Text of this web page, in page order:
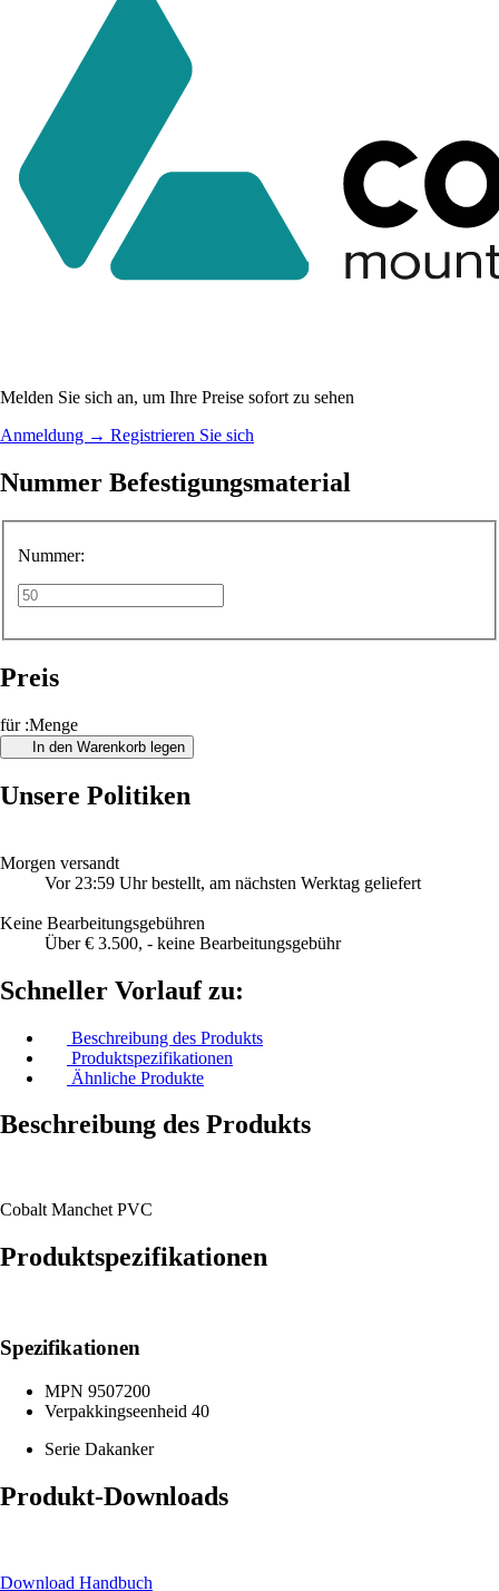
Melden Sie sich an, um Ihre Preise sofort zu sehen
Anmeldung → Registrieren Sie sich
Nummer Befestigungsmaterial
Nummer:
Preis
für :Menge
In den Warenkorb legen
Unsere Politiken
Morgen versandt
Vor 23:59 Uhr bestellt, am nächsten Werktag geliefert
Keine Bearbeitungsgebühren
Über € 3.500, - keine Bearbeitungsgebühr
Schneller Vorlauf zu:
Beschreibung des Produkts
Produktspezifikationen
Ähnliche Produkte
Beschreibung des Produkts
Cobalt Manchet PVC
Produktspezifikationen
Spezifikationen
MPN 9507200
Verpakkingseenheid 40
Serie Dakanker
Produkt-Downloads
Download Handbuch